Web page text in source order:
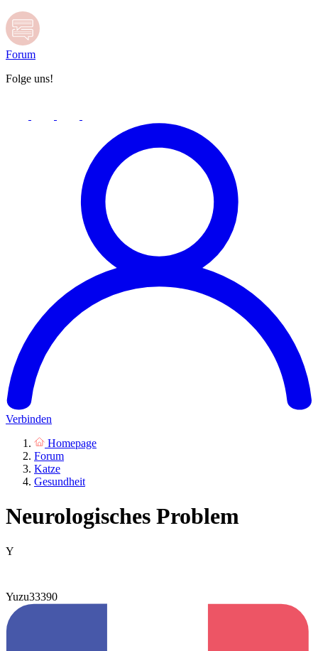
Forum
Folge uns!
Verbinden
Homepage
Forum
Katze
Gesundheit
Neurologisches Problem
Y
Yuzu33390